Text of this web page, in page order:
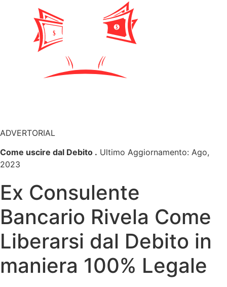
ADVERTORIAL
Come uscire dal Debito . Ultimo Aggiornamento: Ago,
2023
Ex Consulente
Bancario Rivela Come
Liberarsi dal Debito in
maniera 100% Legale